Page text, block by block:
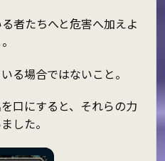
者たちへと危害へ加えよ
る場合ではないこと。
口にすると、それらの力
した。